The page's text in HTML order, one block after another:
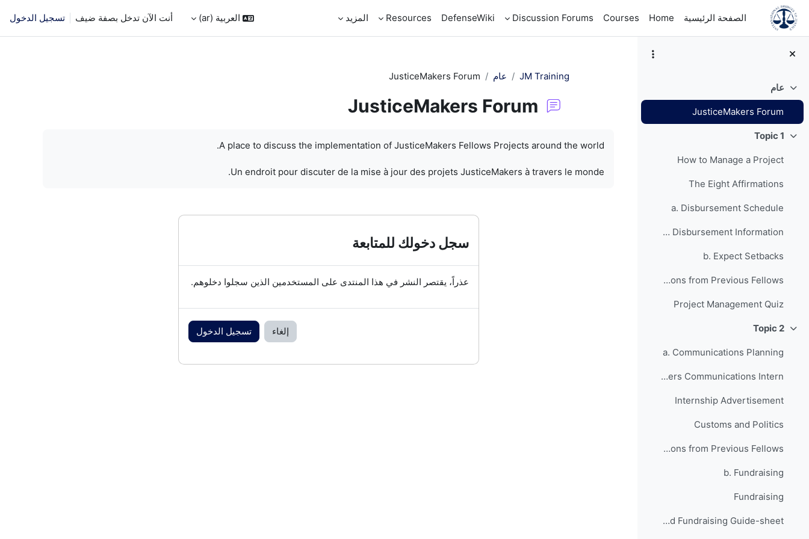
تخطى إلى المحتوى الرئيسي
الصفحة الرئيسية
Home
Courses
Discussion Forums
DefenseWiki
Resources المزيد العربية ‎(ar)‎ أنت الآن تدخل بصفة ضيف تسجيل الدخول
طيعام
JusticeMakers Forum
طيTopic 1
How to Manage a Project
The Eight Affirmations
a. Disbursement Schedule
Grant Disbursement Information
b. Expect Setbacks
Anticipating Setbacks - Lessons from Previous Fellows
Project Management Quiz
طيTopic 2
a. Communications Planning
Your JusticeMakers Communications Intern
Internship Advertisement
Customs and Politics
Raising Awareness for your Project - Lessons from Previous Fellows
b. Fundraising
Fundraising
Grant Writing and Fundraising Guide-sheet
JM Training عام JusticeMakers Forum
JusticeMakers Forum
A place to discuss the implementation of JusticeMakers Fellows Projects around the world.
Un endroit pour discuter de la mise à jour des projets JusticeMakers à travers le monde.
سجل دخولك للمتابعة
عذراً، يقتصر النشر في هذا المنتدى على المستخدمين الذين سجلوا دخلوهم.
إلغاء تسجيل الدخول